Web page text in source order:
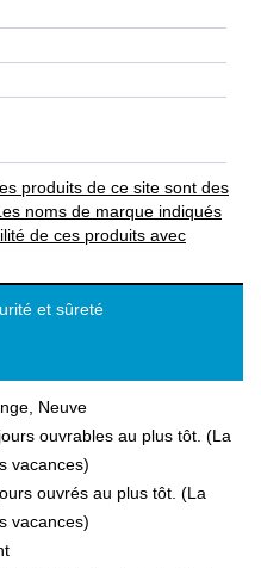
produits de ce site sont des
noms de marque indiqués
de ces produits avec
et sûreté
Neuve
ouvrables au plus tôt. (La
vacances)
ouvrés au plus tôt. (La
vacances)